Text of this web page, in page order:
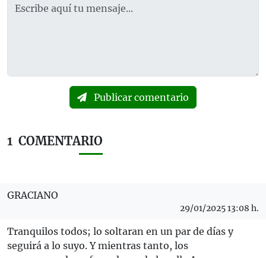
Publicar comentario
1 COMENTARIO
GRACIANO
29/01/2025 13:08 h.
Tranquilos todos; lo soltaran en un par de días y
seguirá a lo suyo. Y mientras tanto, los